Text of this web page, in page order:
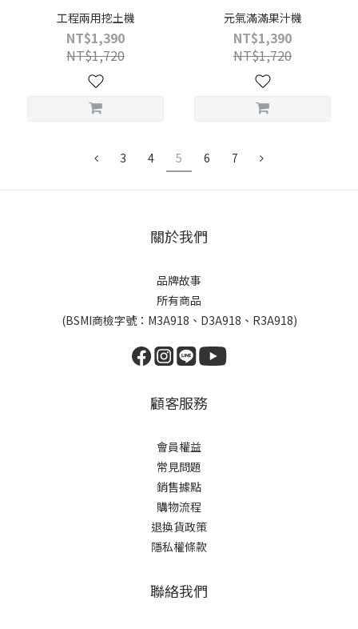
工程兩用挖土機
NT$1,390
NT$1,720
元氣滿滿果汁機
NT$1,390
NT$1,720
3 4 5 6 7
關於我們
品牌故事
所有商品
(BSMI商檢字號：M3A918、D3A918、R3A918)
顧客服務
會員權益
常見問題
銷售據點
購物流程
退換貨政策
隱私權條款
聯絡我們